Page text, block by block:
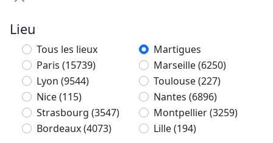
Lieu
Tous les lieux
Martigues
Paris (15739) Marseille(6250)
Lyon (9544) Toulouse(227)
Nice(115) Nantes (6896)
Strasbourg (3547) Montpellier(3259)
Bordeaux(4073) Lille(194)